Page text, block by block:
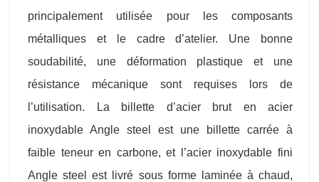
principalement utilisée pour les composants
métalliques et le cadre d’atelier. Une bonne
soudabilité, une déformation plastique et une
résistance mécanique sont requises lors de
l’utilisation. La billette d’acier brut en acier
inoxydable Angle steel est une billette carrée à
faible teneur en carbone, et l’acier inoxydable fini
Angle steel est livré sous forme laminée à chaud,